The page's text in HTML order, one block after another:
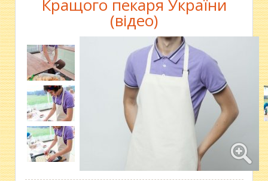
Кращого пекаря України
(відео)